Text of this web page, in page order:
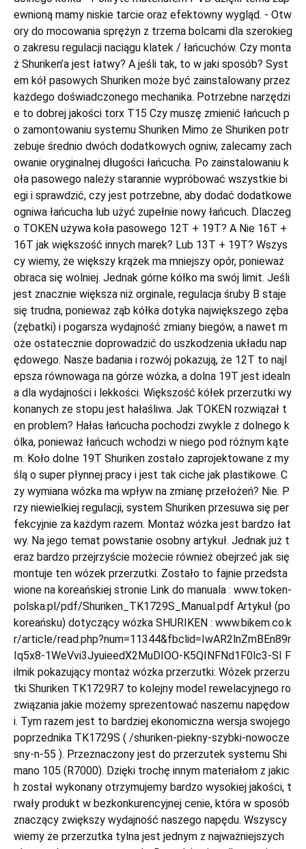
ewnioną mamy niskie tarcie oraz efektowny wygląd. - Otw
ory do mocowania sprężyn z trzema bolcami dla szerokieg
o zakresu regulacji naciągu klatek / łańcuchów. Czy monta
ż Shuriken’a jest łatwy? A jeśli tak, to w jaki sposób? Syst
em kół pasowych Shuriken może być zainstalowany przez
każdego doświadczonego mechanika. Potrzebne narzędzi
e to dobrej jakości torx T15 Czy muszę zmienić łańcuch p
o zamontowaniu systemu Shuriken Mimo że Shuriken potr
zebuje średnio dwóch dodatkowych ogniw, zalecamy zach
owanie oryginalnej długości łańcucha. Po zainstalowaniu k
oła pasowego należy starannie wypróbować wszystkie bi
egi i sprawdzić, czy jest potrzebne, aby dodać dodatkowe
ogniwa łańcucha lub użyć zupełnie nowy łańcuch. Dlaczeg
o TOKEN używa koła pasowego 12T + 19T? A Nie 16T +
16T jak większość innych marek? Lub 13T + 19T? Wszys
cy wiemy, że większy krążek ma mniejszy opór, ponieważ
obraca się wolniej. Jednak górne kółko ma swój limit. Jeśli
jest znacznie większa niż orginale, regulacja śruby B staje
się trudna, ponieważ ząb kółka dotyka największego zęba
(zębatki) i pogarsza wydajność zmiany biegów, a nawet m
oże ostatecznie doprowadzić do uszkodzenia układu nap
ędowego. Nasze badania i rozwój pokazują, że 12T to najl
epsza równowaga na górze wózka, a dolna 19T jest idealn
a dla wydajności i lekkości. Większość kółek przerzutki wy
konanych ze stopu jest hałaśliwa. Jak TOKEN rozwiązał t
en problem? Hałas łańcucha pochodzi zwykle z dolnego k
ólka, ponieważ łańcuch wchodzi w niego pod różnym kąte
m. Koło dolne 19T Shuriken zostało zaprojektowane z my
ślą o super płynnej pracy i jest tak ciche jak plastikowe. C
zy wymiana wózka ma wpływ na zmianę przełożeń? Nie. P
rzy niewielkiej regulacji, system Shuriken przesuwa się per
fekcyjnie za każdym razem. Montaż wózka jest bardzo łat
wy. Na jego temat powstanie osobny artykuł. Jednak już t
eraz bardzo przejrzyście możecie również obejrzeć jak się
montuje ten wózek przerzutki. Zostało to fajnie przedsta
wione na koreańskiej stronie Link do manuala : www.token-
polska.pl/pdf/Shuriken_TK1729S_Manual.pdf Artykuł (po
koreańsku) dotyczący wózka SHURIKEN : www.bikem.co.k
r/article/read.php?num=11344&fbclid=IwAR2lnZmBEn89r
Iq5x8-1WeVvi3JyuieedX2MuDIOO-K5QINFNd1F0lc3-SI F
ilmik pokazujący montaż wózka przerzutki: Wózek przerzu
tki Shuriken TK1729R7 to kolejny model rewelacyjnego ro
związania jakie możemy sprezentować naszemu napędow
i. Tym razem jest to bardziej ekonomiczna wersja swojego
poprzednika TK1729S ( /shuriken-piekny-szybki-nowocze
sny-n-55 ). Przeznaczony jest do przerzutek systemu Shi
mano 105 (R7000). Dzięki trochę innym materiałom z jakic
h został wykonany otrzymujemy bardzo wysokiej jakości, t
rwały produkt w bezkonkurencyjnej cenie, która w sposób
znaczący zwiększy wydajność naszego napędu. Wszyscy
wiemy że przerzutka tylna jest jednym z najważniejszych